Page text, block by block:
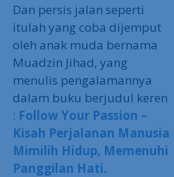
Dan persis jalan seperti
itulah yang coba dijemput
oleh anak muda bernama
Muadzin Jihad, yang
menulis pengalamannya
dalam buku berjudul keren
: Follow Your Passion –
Kisah Perjalanan Manusia
Mimilih Hidup, Memenuhi
Panggilan Hati.